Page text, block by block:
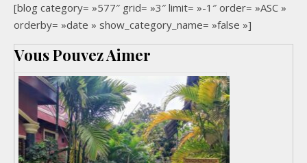
[blog category= »577″ grid= »3″ limit= »-1″ order= »ASC »
orderby= »date » show_category_name= »false »]
Vous Pouvez Aimer